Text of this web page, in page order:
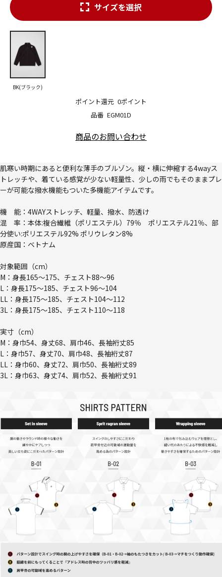
品番 EGM01D
ポイント還元 0ポイント
サイズを選択
BK(ブラック)
商品のお問い合わせ
肌寒い時期にあると便利な薄手のブルゾン。縦・横に伸縮する4wayス
トレッチや、着ている感覚が少ない軽量性、少しの雨でもそのままプレ
ーが可能な撥水機能もついた多機能アイテムです。
機 能：4WAYストレッチ、軽量、撥水、防透け
混 率：本体:複合繊維（ポリエステル）79％ ポリエステル21％、部
分使い:ポリエステル92% ポリウレタン8%
原産国：ベトナム
対象範囲（cm）
M：身長165～175、チェスト88～96
L：身長175～185、チェスト96～104
LL：身長175～185、チェスト104～112
3L：身長175～185、チェスト110～118
実寸（cm）
M：身巾54、身丈68、肩巾46、長袖裄丈85
L：身巾57、身丈70、肩巾48、長袖裄丈87
LL：身巾60、身丈72、肩巾50、長袖裄丈89
3L：身巾63、身丈74、肩巾52、長袖裄丈91